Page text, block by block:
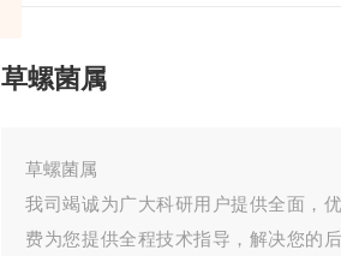
草螺菌属
草螺菌属
我司竭诚为广大科研用户提供全面，
费为您提供全程技术指导，解决您的